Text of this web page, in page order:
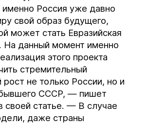
Россия уже давно
свой образ будущего,
может стать Евразийская
На данный момент именно
этого проекта
стремительный
рост не только России, но и
СССР, — пишет
своей статье. — В случае
даже страны